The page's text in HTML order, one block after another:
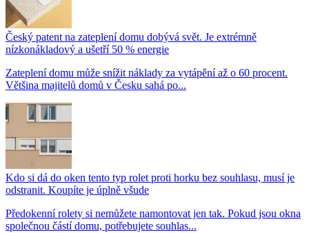
Český patent na zateplení domu dobývá svět. Je extrémně
nízkonákladový a ušetří 50 % energie
Zateplení domu může snížit náklady za vytápění až o 60 procent.
Většina majitelů domů v Česku sahá po...
Kdo si dá do oken tento typ rolet proti horku bez souhlasu, musí je
odstranit. Koupíte je úplně všude
Předokenní rolety si nemůžete namontovat jen tak. Pokud jsou okna
společnou částí domu, potřebujete souhlas...